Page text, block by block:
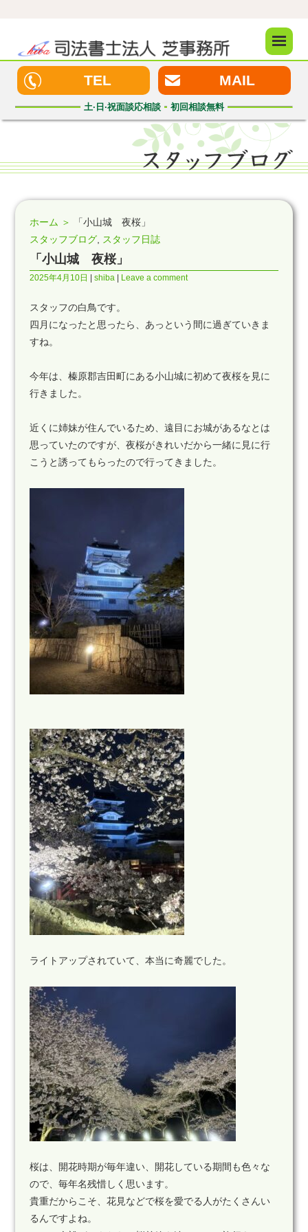
メニュ
TEL MAIL
土·日·祝面談応相談 初回相談無料
ホーム ＞
「小山城 夜桜」
スタッフブログ, スタッフ日誌
「小山城 夜桜」
2025年4月10日 shiba Leave a comment
スタッフの白鳥です。
四月になったと思ったら、あっという間に過ぎていきま
すね。
今年は、榛原郡吉田町にある小山城に初めて夜桜を見に
行きました。
近くに姉妹が住んでいるため、遠目にお城があるなとは
思っていたのですが、夜桜がきれいだから一緒に見に行
こうと誘ってもらったので行ってきました。
ライトアップされていて、本当に奇麗でした。
桜は、開花時期が毎年違い、開花している期間も色々な
ので、毎年名残惜しく思います。
貴重だからこそ、花見などで桜を愛でる人がたくさんい
るんですよね。